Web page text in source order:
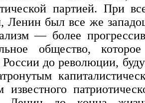
партией. При
был все же
— более
общество,
России до революции,
известного